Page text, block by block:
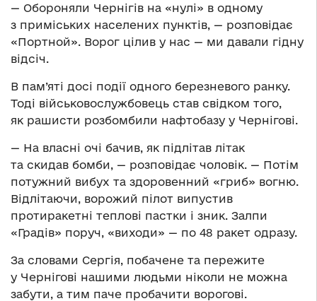
— Обороняли Чернігів на «нулі» в одному
з приміських населених пунктів, — розповідає
«Портной». Ворог цілив у нас — ми давали гідну
відсіч.
В пам’яті досі події одного березневого ранку.
Тоді військовослужбовець став свідком того,
як рашисти розбомбили нафтобазу у Чернігові.
— На власні очі бачив, як підлітав літак
та скидав бомби, — розповідає чоловік. — Потім
потужний вибух та здоровенний «гриб» вогню.
Відлітаючи, ворожий пілот випустив
протиракетні теплові пастки і зник. Залпи
«Градів» поруч, «виходи» — по 48 ракет одразу.
За словами Сергія, побачене та пережите
у Чернігові нашими людьми ніколи не можна
забути, а тим паче пробачити ворогові.